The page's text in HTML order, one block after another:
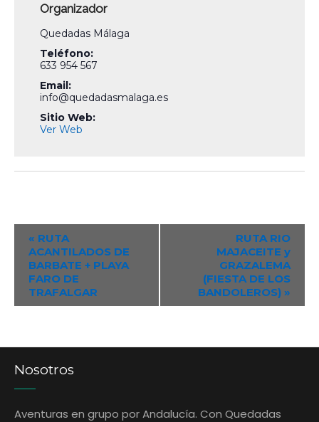
Organizador
Quedadas Málaga
Teléfono:
633 954 567
Email:
info@quedadasmalaga.es
Sitio Web:
Ver Web
Event
Navigation
« RUTA
ACANTILADOS DE
BARBATE + PLAYA
FARO DE
TRAFALGAR
RUTA RIO
MAJACEITE y
GRAZALEMA
(FIESTA DE LOS
BANDOLEROS) »
Nosotros
Aventuras en grupo por Andalucía. Con Quedadas